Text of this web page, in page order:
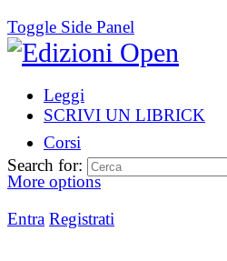
Toggle Side Panel
Leggi
SCRIVI UN LIBRICK
Corsi
More options
Entra Registrati
Search for: